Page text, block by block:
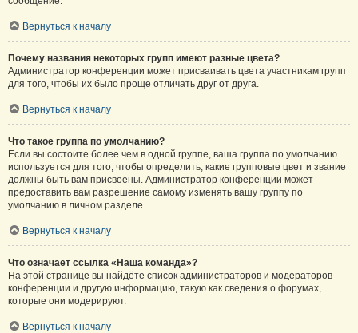
Вернуться к началу
Почему названия некоторых групп имеют разные цвета?
Администратор конференции может присваивать цвета участникам групп
для того, чтобы их было проще отличать друг от друга.
Вернуться к началу
Что такое группа по умолчанию?
Если вы состоите более чем в одной группе, ваша группа по умолчанию
используется для того, чтобы определить, какие групповые цвет и звание
должны быть вам присвоены. Администратор конференции может
предоставить вам разрешение самому изменять вашу группу по
умолчанию в личном разделе.
Вернуться к началу
Что означает ссылка «Наша команда»?
На этой странице вы найдёте список администраторов и модераторов
конференции и другую информацию, такую как сведения о форумах,
которые они модерируют.
Вернуться к началу